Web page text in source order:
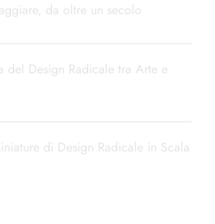
da oltre un secolo
del Design Radicale tra Arte e
di Design Radicale in Scala